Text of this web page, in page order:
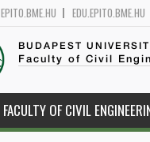
EPITO.BME.HU EDU.EPITO.BME.HU
BUDAPEST
Faculty of Civil
FACULTY OF CIVIL